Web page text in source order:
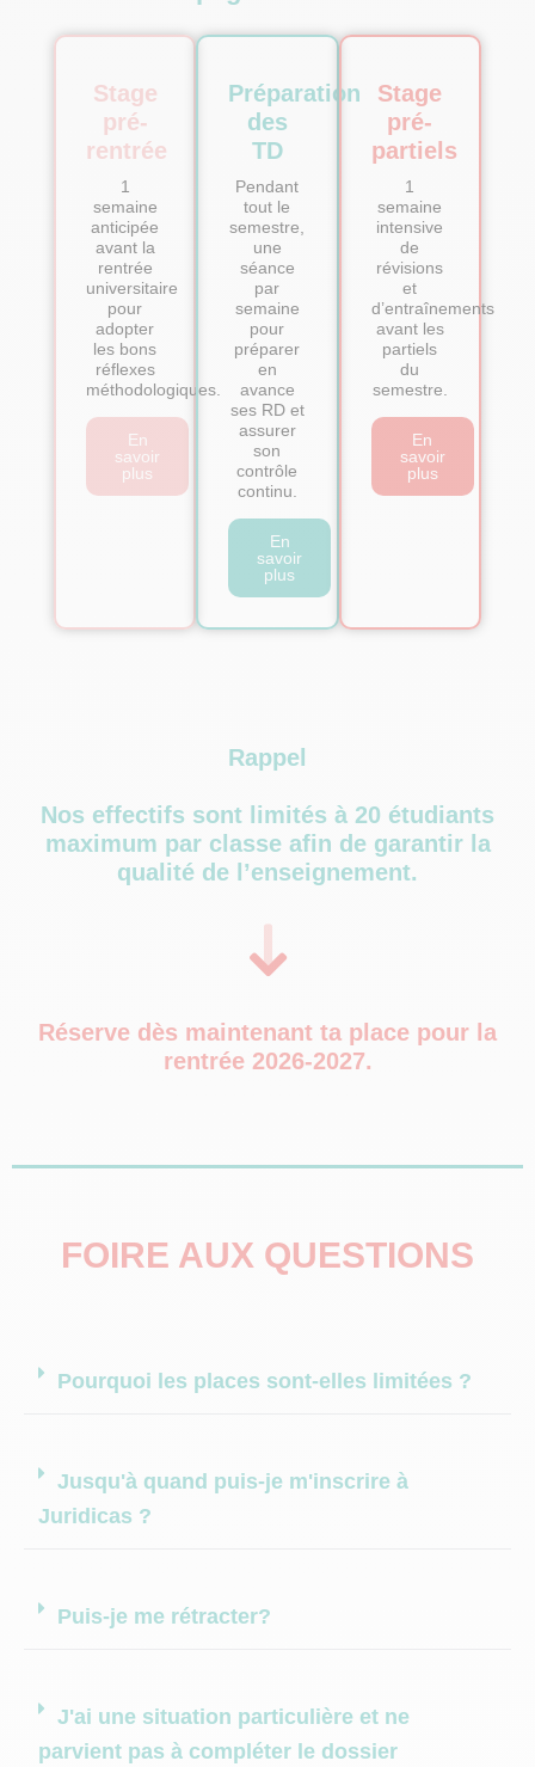
Stage
pré-
rentrée
1
semaine
anticipée
avant la
rentrée
universitaire
pour
adopter
les bons
réflexes
méthodologiques.
En
savoir
plus
Préparation
des
TD
Pendant
tout le
semestre,
une
séance
par
semaine
pour
préparer
en
avance
ses RD et
assurer
son
contrôle
continu.
En
savoir
plus
Stage
pré-
partiels
1
semaine
intensive
de
révisions
et
d’entraînements
avant les
partiels
du
semestre.
En
savoir
plus
Rappel
Nos effectifs sont limités à 20 étudiants
maximum par classe afin de garantir la
qualité de l’enseignement.
Réserve dès maintenant ta place pour la
rentrée 2026-2027.
FOIRE AUX QUESTIONS
Pourquoi les places sont-elles limitées ?
Jusqu'à quand puis-je m'inscrire à
Juridicas ?
Puis-je me rétracter?
J'ai une situation particulière et ne
parvient pas à compléter le dossier